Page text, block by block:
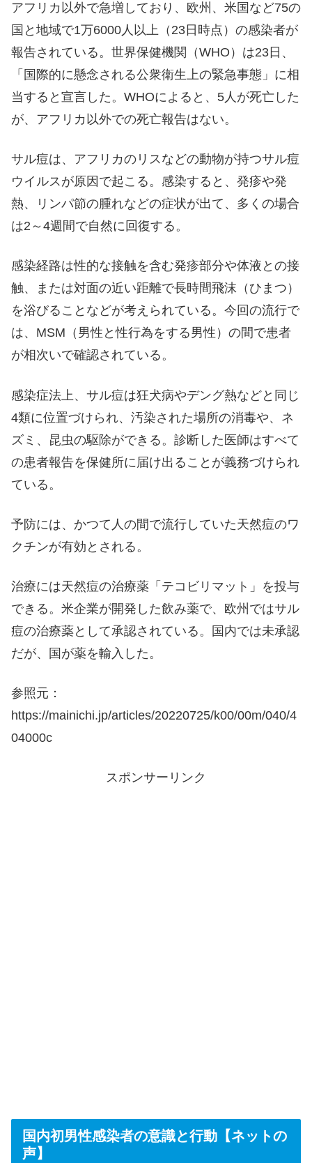
アフリカ以外で急増しており、欧州、米国など75の
国と地域で1万6000人以上（23日時点）の感染者が
報告されている。世界保健機関（WHO）は23日、
「国際的に懸念される公衆衛生上の緊急事態」に相
当すると宣言した。WHOによると、5人が死亡した
が、アフリカ以外での死亡報告はない。
サル痘は、アフリカのリスなどの動物が持つサル痘
ウイルスが原因で起こる。感染すると、発疹や発
熱、リンパ節の腫れなどの症状が出て、多くの場合
は2～4週間で自然に回復する。
感染経路は性的な接触を含む発疹部分や体液との接
触、または対面の近い距離で長時間飛沫（ひまつ）
を浴びることなどが考えられている。今回の流行で
は、MSM（男性と性行為をする男性）の間で患者
が相次いで確認されている。
感染症法上、サル痘は狂犬病やデング熱などと同じ
4類に位置づけられ、汚染された場所の消毒や、ネ
ズミ、昆虫の駆除ができる。診断した医師はすべて
の患者報告を保健所に届け出ることが義務づけられ
ている。
予防には、かつて人の間で流行していた天然痘のワ
クチンが有効とされる。
治療には天然痘の治療薬「テコビリマット」を投与
できる。米企業が開発した飲み薬で、欧州ではサル
痘の治療薬として承認されている。国内では未承認
だが、国が薬を輸入した。
参照元：
https://mainichi.jp/articles/20220725/k00/00m/040/4
04000c
スポンサーリンク
国内初男性感染者の意識と行動【ネットの
声】